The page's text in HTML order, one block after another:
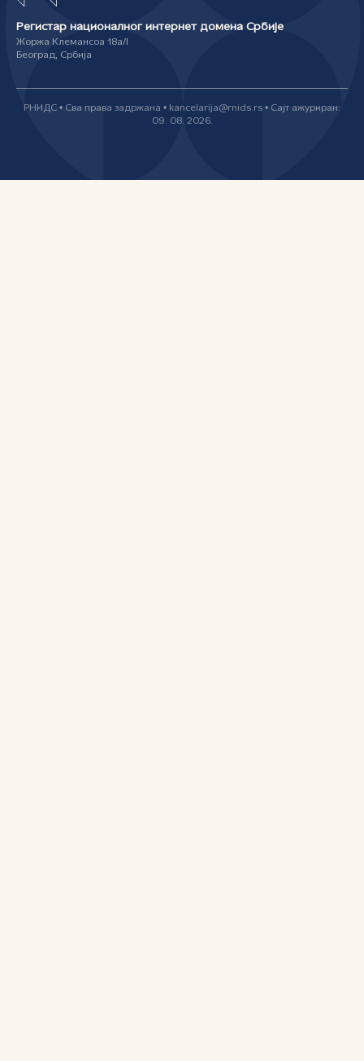
Регистар националног интернет домена Србије
Жоржа Клемансоа 18а/I
Београд, Србија
РНИДС • Сва права задржана • kancelarija@rnids.rs • Сајт ажуриран:
09. 08. 2026.